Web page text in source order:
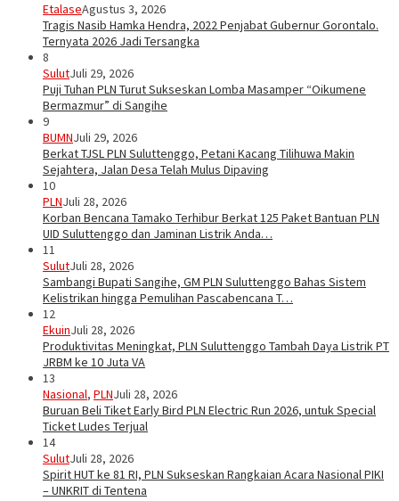
EtalaseAgustus 3, 2026
Tragis Nasib Hamka Hendra, 2022 Penjabat Gubernur Gorontalo.
Ternyata 2026 Jadi Tersangka
8
SulutJuli 29, 2026
Puji Tuhan PLN Turut Sukseskan Lomba Masamper “Oikumene
Bermazmur” di Sangihe
9
BUMNJuli 29, 2026
Berkat TJSL PLN Suluttenggo, Petani Kacang Tilihuwa Makin
Sejahtera, Jalan Desa Telah Mulus Dipaving
10
PLNJuli 28, 2026
Korban Bencana Tamako Terhibur Berkat 125 Paket Bantuan PLN
UID Suluttenggo dan Jaminan Listrik Anda…
11
SulutJuli 28, 2026
Sambangi Bupati Sangihe, GM PLN Suluttenggo Bahas Sistem
Kelistrikan hingga Pemulihan Pascabencana T…
12
EkuinJuli 28, 2026
Produktivitas Meningkat, PLN Suluttenggo Tambah Daya Listrik PT
JRBM ke 10 Juta VA
13
Nasional, PLNJuli 28, 2026
Buruan Beli Tiket Early Bird PLN Electric Run 2026, untuk Special
Ticket Ludes Terjual
14
SulutJuli 28, 2026
Spirit HUT ke 81 RI, PLN Sukseskan Rangkaian Acara Nasional PIKI
– UNKRIT di Tentena